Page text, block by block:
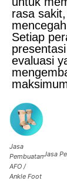
rasa
Setiap
evaluasi
Jasa
Pembuatan
AFO /
Ankle Foot
Jasa